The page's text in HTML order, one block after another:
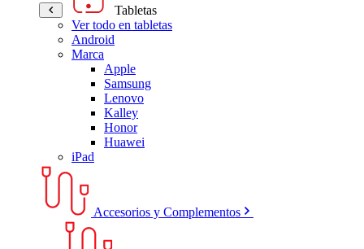
Tabletas
Ver todo en tabletas
Android
Marca
Apple
Samsung
Lenovo
Kalley
Honor
Huawei
iPad
Accesorios y Complementos